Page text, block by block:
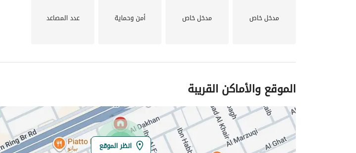
مدخل خاص مدخل خاص أمن وحماية عدد المصاعد
الموقع والأماكن القريبة
انظر الموقع